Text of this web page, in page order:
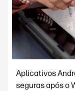
Aplicativos
seguras após o